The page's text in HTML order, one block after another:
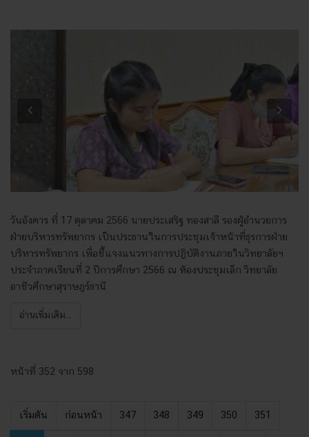
Previous Next
วันอังคาร ที่ 17 ตุลาคม 2566 นายประเสริฐ ทองสาลี รองผู้อำนวยการ
ฝ่ายบริหารทรัพยากร เป็นประธานในการประชุมเจ้าหน้าที่ธุรการฝ่าย
บริหารทรัพยากร เพื่อชี้แจงแนวทางการปฏิบัติงานภายในวิทยาลัยฯ
ประจำภาคเรียนที่ 2 ปีการศึกษา 2566 ณ ห้องประชุมเล็ก วิทยาลัย
อาชีวศึกษาสุราษฎร์ธานี
อ่านเพิ่มเติม...
หน้าที่ 352 จาก 598
เริ่มต้น ก่อนหน้า 347 348 349 350
351